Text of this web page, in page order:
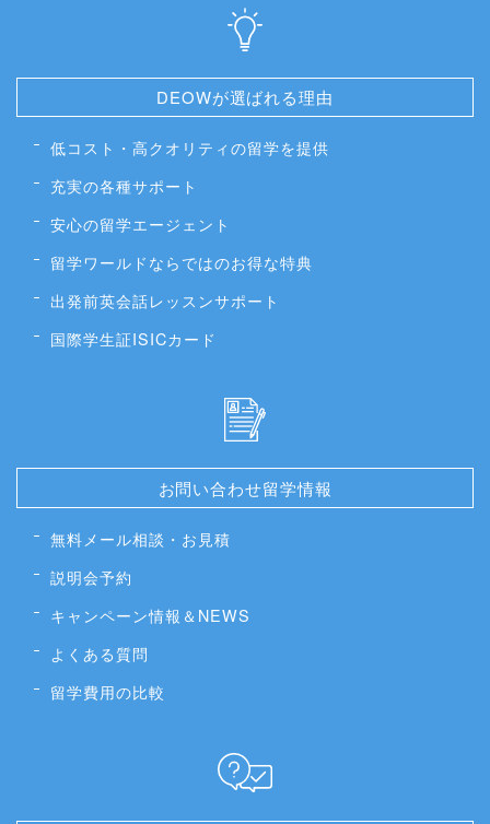
DEOWが選ばれる理由
低コスト・高クオリティの留学を提供
充実の各種サポート
安心の留学エージェント
留学ワールドならではのお得な特典
出発前英会話レッスンサポート
国際学生証ISICカード
お問い合わせ留学情報
無料メール相談・お見積
説明会予約
キャンペーン情報＆NEWS
よくある質問
留学費用の比較